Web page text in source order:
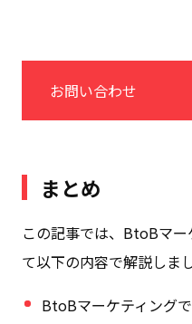
お問い合わせ
まとめ
この記事では、BtoBマ
て以下の内容で解説しま
BtoBマーケティング